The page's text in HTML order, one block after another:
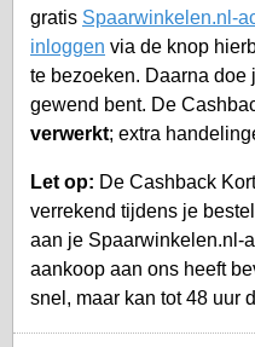
gratis Spaarwinkelen.nl-
inloggen via de knop
te bezoeken. Daarna
gewend bent. De
verwerkt; extra
Let op: De Cashback
verrekend tijdens je
aan je Spaarwinkelen.nl-
aankoop aan ons heeft
snel, maar kan tot 48 uur